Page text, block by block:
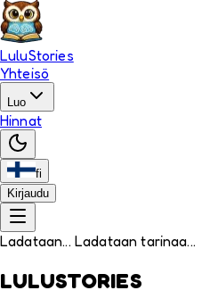
LuluStories
Yhteisö
Luo
Hinnat
fi
Kirjaudu
Ladataan... Ladataan tarinaa...
LULUSTORIES